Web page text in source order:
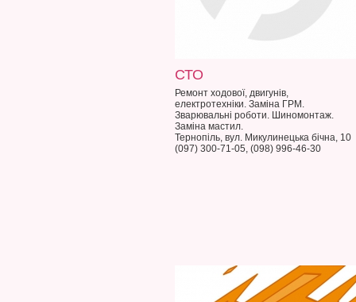
СТО
Ремонт ходової, двигунів,
електротехніки. Заміна ГРМ.
Зварювальні роботи. Шиномонтаж.
Заміна мастил.
Тернопіль, вул. Микулинецька бічна, 10
(097) 300-71-05, (098) 996-46-30